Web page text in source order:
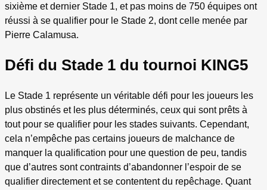
sixième et dernier Stade 1, et pas moins de 750 équipes ont
réussi à se qualifier pour le Stade 2, dont celle menée par
Pierre Calamusa.
Défi du Stade 1 du tournoi KING5
Le Stade 1 représente un véritable défi pour les joueurs les
plus obstinés et les plus déterminés, ceux qui sont prêts à
tout pour se qualifier pour les stades suivants. Cependant,
cela n’empêche pas certains joueurs de malchance de
manquer la qualification pour une question de peu, tandis
que d’autres sont contraints d’abandonner l’espoir de se
qualifier directement et se contentent du repêchage. Quant